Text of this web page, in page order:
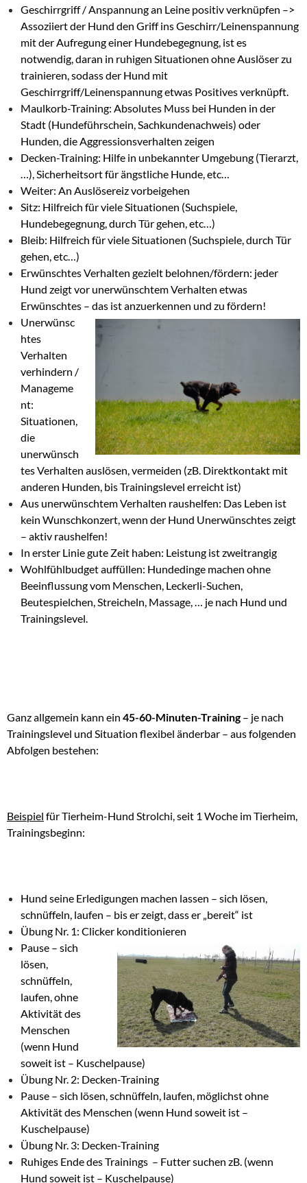
Geschirrgriff / Anspannung an Leine positiv verknüpfen –>
Assoziiert der Hund den Griff ins Geschirr/Leinenspannung
mit der Aufregung einer Hundebegegnung, ist es
notwendig, daran in ruhigen Situationen ohne Auslöser zu
trainieren, sodass der Hund mit
Geschirrgriff/Leinenspannung etwas Positives verknüpft.
Maulkorb-Training: Absolutes Muss bei Hunden in der
Stadt (Hundeführschein, Sachkundenachweis) oder
Hunden, die Aggressionsverhalten zeigen
Decken-Training: Hilfe in unbekannter Umgebung (Tierarzt,
…), Sicherheitsort für ängstliche Hunde, etc…
Weiter: An Auslösereiz vorbeigehen
Sitz: Hilfreich für viele Situationen (Suchspiele,
Hundebegegnung, durch Tür gehen, etc…)
Bleib: Hilfreich für viele Situationen (Suchspiele, durch Tür
gehen, etc…)
Erwünschtes Verhalten gezielt belohnen/fördern: jeder
Hund zeigt vor unerwünschtem Verhalten etwas
Erwünschtes – das ist anzuerkennen und zu fördern!
Unerwünsc
htes
Verhalten
verhindern /
Manageme
nt:
Situationen,
die
unerwünsch
tes Verhalten auslösen, vermeiden (zB. Direktkontakt mit
anderen Hunden, bis Trainingslevel erreicht ist)
Aus unerwünschtem Verhalten raushelfen: Das Leben ist
kein Wunschkonzert, wenn der Hund Unerwünschtes zeigt
– aktiv raushelfen!
In erster Linie gute Zeit haben: Leistung ist zweitrangig
Wohlfühlbudget auffüllen: Hundedinge machen ohne
Beeinflussung vom Menschen, Leckerli-Suchen,
Beutespielchen, Streicheln, Massage, … je nach Hund und
Trainingslevel.
Ganz allgemein kann ein 45-60-Minuten-Training– je nach
Trainingslevel und Situation flexibel änderbar – aus folgenden
Abfolgen bestehen:
Beispiel für Tierheim-Hund Strolchi, seit 1 Woche im Tierheim,
Trainingsbeginn:
Hund seine Erledigungen machen lassen – sich lösen,
schnüffeln, laufen – bis er zeigt, dass er „bereit“ ist
Übung Nr. 1: Clicker konditionieren
Pause – sich
lösen,
schnüffeln,
laufen, ohne
Aktivität des
Menschen
(wenn Hund
soweit ist – Kuschelpause)
Übung Nr. 2: Decken-Training
Pause – sich lösen, schnüffeln, laufen, möglichst ohne
Aktivität des Menschen (wenn Hund soweit ist –
Kuschelpause)
Übung Nr. 3: Decken-Training
Ruhiges Ende des Trainings – Futter suchen zB. (wenn
Hund soweit ist – Kuschelpause)